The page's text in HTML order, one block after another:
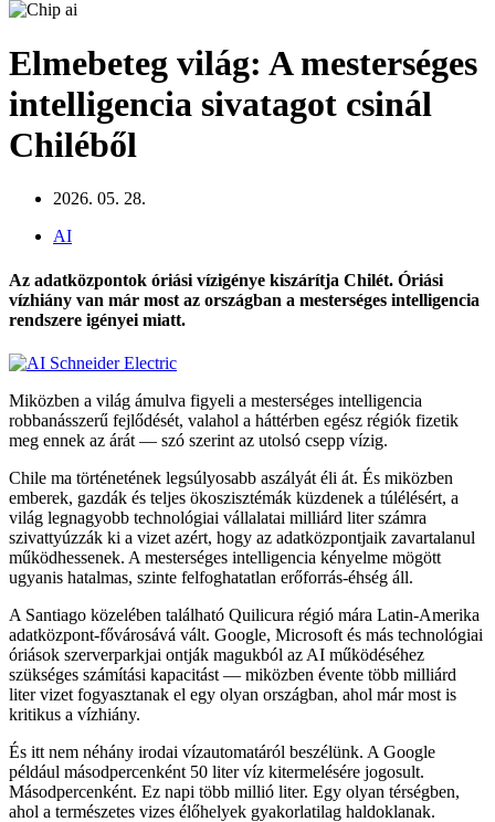
Elmebeteg világ: A mesterséges
intelligencia sivatagot csinál
Chiléből
2026. 05. 28.
AI
Az adatközpontok óriási vízigénye kiszárítja Chilét. Óriási
vízhiány van már most az országban a mesterséges intelligencia
rendszere igényei miatt.
Miközben a világ ámulva figyeli a mesterséges intelligencia
robbanásszerű fejlődését, valahol a háttérben egész régiók fizetik
meg ennek az árát — szó szerint az utolsó csepp vízig.
Chile ma történetének legsúlyosabb aszályát éli át. És miközben
emberek, gazdák és teljes ökoszisztémák küzdenek a túlélésért, a
világ legnagyobb technológiai vállalatai milliárd liter számra
szivattyúzzák ki a vizet azért, hogy az adatközpontjaik zavartalanul
működhessenek. A mesterséges intelligencia kényelme mögött
ugyanis hatalmas, szinte felfoghatatlan erőforrás-éhség áll.
A Santiago közelében található Quilicura régió mára Latin-Amerika
adatközpont-fővárosává vált. Google, Microsoft és más technológiai
óriások szerverparkjai ontják magukból az AI működéséhez
szükséges számítási kapacitást — miközben évente több milliárd
liter vizet fogyasztanak el egy olyan országban, ahol már most is
kritikus a vízhiány.
És itt nem néhány irodai vízautomatáról beszélünk. A Google
például másodpercenként 50 liter víz kitermelésére jogosult.
Másodpercenként. Ez napi több millió liter. Egy olyan térségben,
ahol a természetes vizes élőhelyek gyakorlatilag haldoklanak.